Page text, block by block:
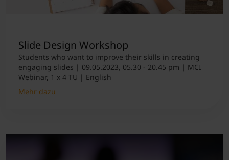
Slide Design Workshop
Students who want to improve their skills in creating
engaging slides | 09.05.2023, 05.30 - 20.45 pm | MCI
Webinar, 1 x 4 TU | English
Mehr dazu